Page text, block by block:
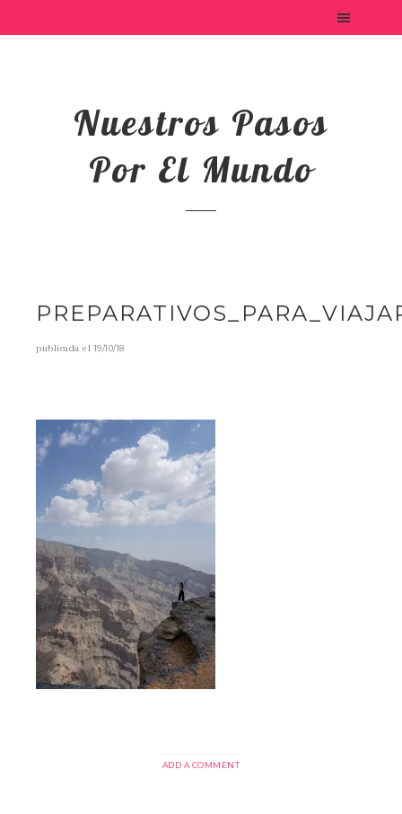
Nuestros Pasos
Por El Mundo
publicada el19/10/18
ADD A COMMENT